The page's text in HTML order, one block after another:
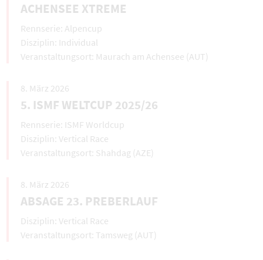
ACHENSEE XTREME
Alpencup
Individual
Maurach am Achensee (AUT)
8. März 2026
5. ISMF WELTCUP 2025/26
ISMF Worldcup
Vertical Race
Shahdag (AZE)
8. März 2026
ABSAGE 23. PREBERLAUF
Vertical Race
Tamsweg (AUT)